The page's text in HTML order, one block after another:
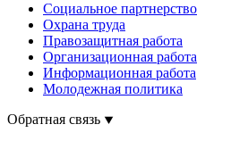
Социальное партнерство
Охрана труда
Правозащитная работа
Организационная работа
Информационная работа
Молодежная политика
Обратная связь